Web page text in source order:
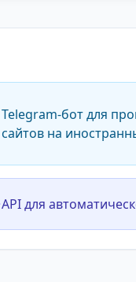
Telegram-бот для
сайтов на
API для